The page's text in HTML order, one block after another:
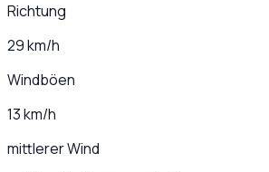
Richtung
29 km/h
Windböen
13 km/h
mittlerer Wind